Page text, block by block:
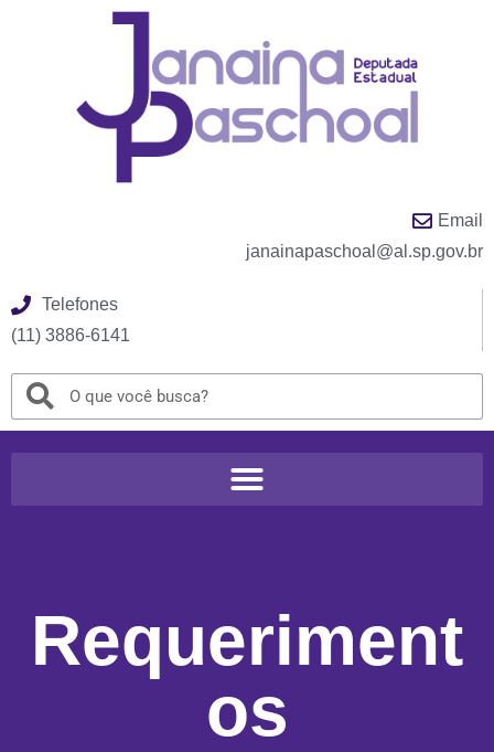
Email
janainapaschoal@al.sp.gov.br
Telefones
(11) 3886-6141
Requeriment
os